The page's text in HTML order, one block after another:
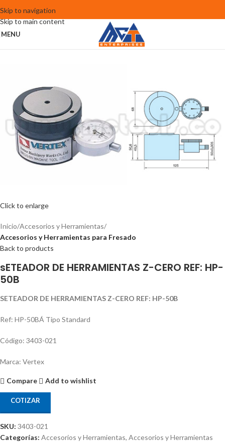
Skip to navigation
Skip to main content
MENU
Click to enlarge
Inicio Accesorios y Herramientas
Accesorios y Herramientas para Fresado
Back to products
sETEADOR DE HERRAMIENTAS Z-CERO REF: HP-
50B
SETEADOR DE HERRAMIENTAS Z-CERO REF: HP-50B
Ref: HP-50BÁ Tipo Standard
Código: 3403-021
Marca: Vertex
Compare Add to wishlist
COTIZAR
SKU: 3403-021
Categorías: Accesorios y Herramientas, Accesorios y Herramientas